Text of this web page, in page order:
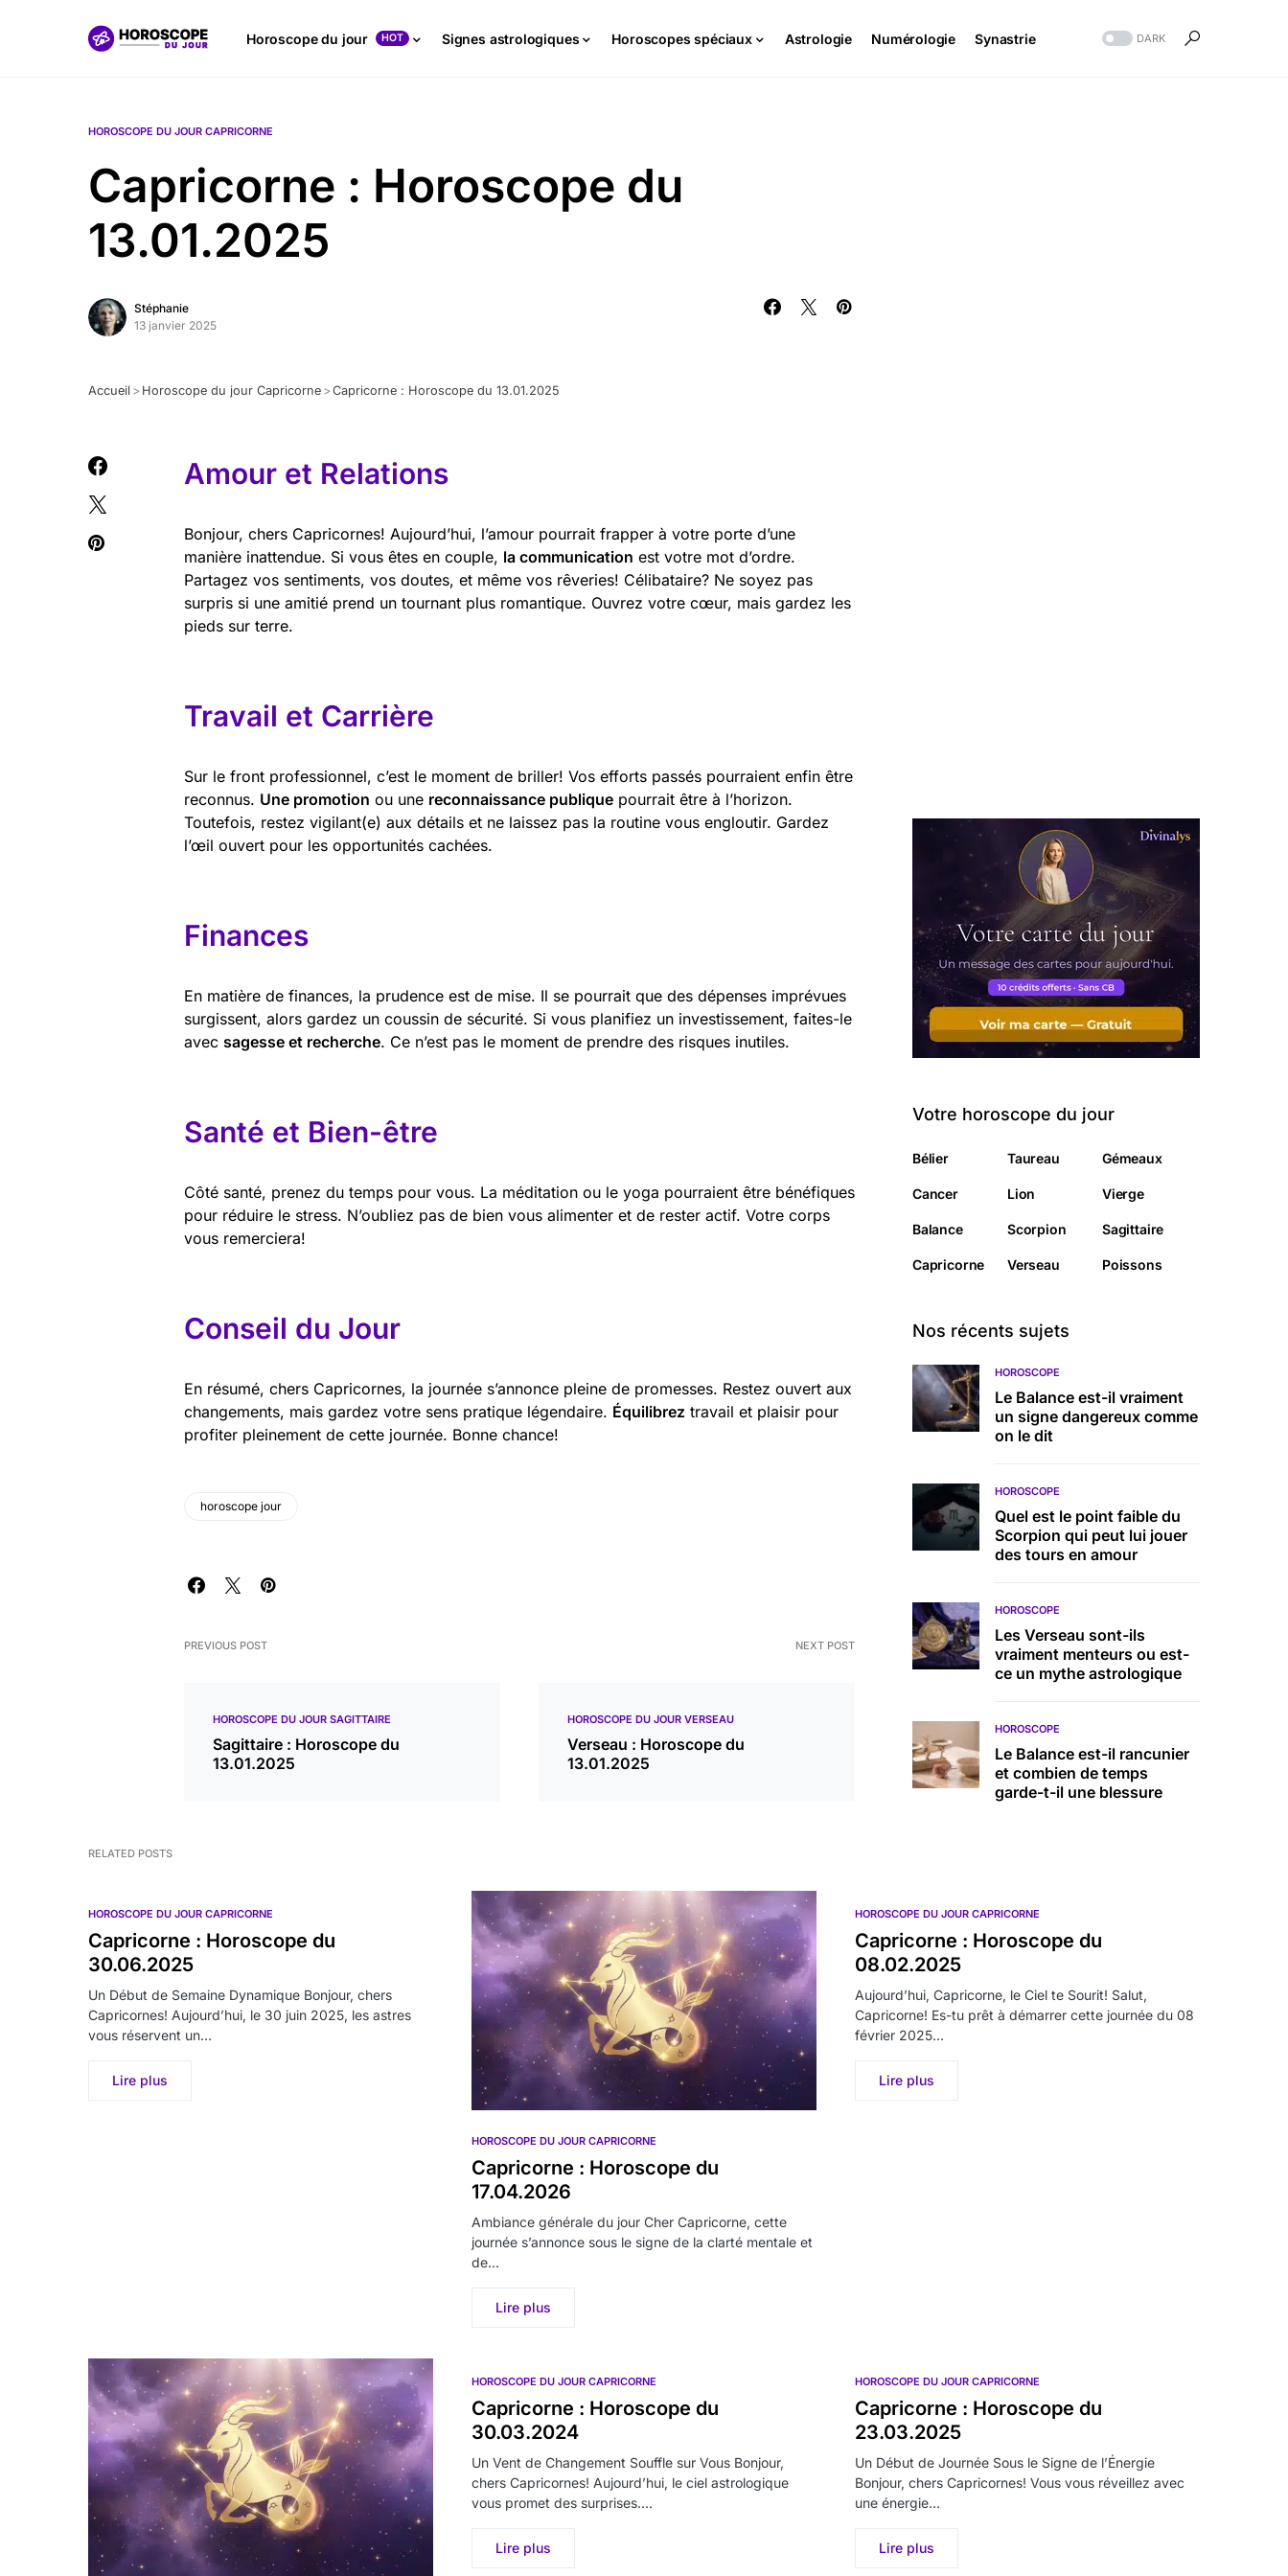
Horoscope du jour HOT Signes astrologiques Horoscopes spéciaux Astrologie Numérologie Synastrie DARK
HOROSCOPE DU JOUR CAPRICORNE
Capricorne : Horoscope du
13.01.2025
Stéphanie
13 janvier 2025
Accueil > Horoscope du jour Capricorne >Capricorne : Horoscope du 13.01.2025
Amour et Relations
Bonjour, chers Capricornes! Aujourd’hui, l’amour pourrait frapper à votre porte d’une
manière inattendue. Si vous êtes en couple, la communication est votre mot d’ordre.
Partagez vos sentiments, vos doutes, et même vos rêveries! Célibataire? Ne soyez pas
surpris si une amitié prend un tournant plus romantique. Ouvrez votre cœur, mais gardez les
pieds sur terre.
Travail et Carrière
Sur le front professionnel, c’est le moment de briller! Vos efforts passés pourraient enfin être
reconnus. Une promotion ou une reconnaissance publique pourrait être à l’horizon.
Toutefois, restez vigilant(e) aux détails et ne laissez pas la routine vous engloutir. Gardez
l’œil ouvert pour les opportunités cachées.
Finances
En matière de finances, la prudence est de mise. Il se pourrait que des dépenses imprévues
surgissent, alors gardez un coussin de sécurité. Si vous planifiez un investissement, faites-le
avec sagesse et recherche. Ce n’est pas le moment de prendre des risques inutiles.
Santé et Bien-être
Côté santé, prenez du temps pour vous. La méditation ou le yoga pourraient être bénéfiques
pour réduire le stress. N’oubliez pas de bien vous alimenter et de rester actif. Votre corps
vous remerciera!
Conseil du Jour
En résumé, chers Capricornes, la journée s’annonce pleine de promesses. Restez ouvert aux
changements, mais gardez votre sens pratique légendaire. Équilibrez travail et plaisir pour
profiter pleinement de cette journée. Bonne chance!
horoscope jour
PREVIOUS POST
HOROSCOPE DU JOUR SAGITTAIRE
Sagittaire : Horoscope du
13.01.2025
NEXT POST
HOROSCOPE DU JOUR VERSEAU
Verseau : Horoscope du
13.01.2025
Votre horoscope du jour
Bélier Taureau Gémeaux
Cancer Lion Vierge
Balance Scorpion Sagittaire
Capricorne Verseau Poissons
Nos récents sujets
HOROSCOPE
Le Balance est-il vraiment
un signe dangereux comme
on le dit
HOROSCOPE
Quel est le point faible du
Scorpion qui peut lui jouer
des tours en amour
HOROSCOPE
Les Verseau sont-ils
vraiment menteurs ou est-
ce un mythe astrologique
HOROSCOPE
Le Balance est-il rancunier
et combien de temps
garde-t-il une blessure
RELATED POSTS
HOROSCOPE DU JOUR CAPRICORNE
Capricorne : Horoscope du
30.06.2025
Un Début de Semaine Dynamique Bonjour, chers
Capricornes! Aujourd’hui, le 30 juin 2025, les astres
vous réservent un…
Lire plus
HOROSCOPE DU JOUR CAPRICORNE
Capricorne : Horoscope du
17.04.2026
Ambiance générale du jour Cher Capricorne, cette
journée s’annonce sous le signe de la clarté mentale et
de…
Lire plus
HOROSCOPE DU JOUR CAPRICORNE
Capricorne : Horoscope du
08.02.2025
Aujourd’hui, Capricorne, le Ciel te Sourit! Salut,
Capricorne! Es-tu prêt à démarrer cette journée du 08
février 2025…
Lire plus
HOROSCOPE DU JOUR CAPRICORNE
Capricorne : Horoscope du
30.03.2024
Un Vent de Changement Souffle sur Vous Bonjour,
chers Capricornes! Aujourd’hui, le ciel astrologique
vous promet des surprises.…
Lire plus
HOROSCOPE DU JOUR CAPRICORNE
Capricorne : Horoscope du
23.03.2025
Un Début de Journée Sous le Signe de l’Énergie
Bonjour, chers Capricornes! Vous vous réveillez avec
une énergie…
Lire plus